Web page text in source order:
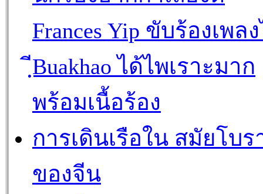
Frances Yip ขับร้องเพล
ฺีBuakhao ได้ไพเราะมาก
พร้อมเนื้อร้อง
การเดินเรือใน สมัยโบ
ของจีน